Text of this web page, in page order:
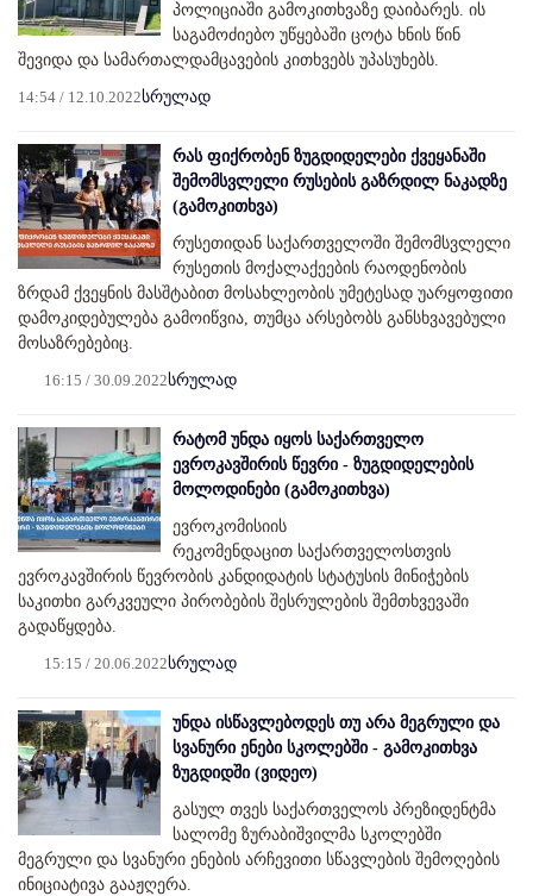
პოლიციაში გამოკითხვაზე დაიბარეს. ის
საგამოძიებო უწყებაში ცოტა ხნის წინ
შევიდა და სამართალდამცავების კითხვებს უპასუხებს.
14:54 / 12.10.2022სრულად
რას ფიქრობენ ზუგდიდელები ქვეყანაში
შემომსვლელი რუსების გაზრდილ ნაკადზე
(გამოკითხვა)
რუსეთიდან საქართველოში შემომსვლელი
რუსეთის მოქალაქეების რაოდენობის
ზრდამ ქვეყნის მასშტაბით მოსახლეობის უმეტესად უარყოფითი
დამოკიდებულება გამოიწვია, თუმცა არსებობს განსხვავებული
მოსაზრებებიც.
16:15 / 30.09.2022სრულად
რატომ უნდა იყოს საქართველო
ევროკავშირის წევრი - ზუგდიდელების
მოლოდინები (გამოკითხვა)
ევროკომისიის
რეკომენდაცით საქართველოსთვის
ევროკავშირის წევრობის კანდიდატის სტატუსის მინიჭების
საკითხი გარკვეული პირობების შესრულების შემთხვევაში
გადაწყდება.
15:15 / 20.06.2022სრულად
უნდა ისწავლებოდეს თუ არა მეგრული და
სვანური ენები სკოლებში - გამოკითხვა
ზუგდიდში (ვიდეო)
გასულ თვეს საქართველოს პრეზიდენტმა
სალომე ზურაბიშვილმა სკოლებში
მეგრული და სვანური ენების არჩევითი სწავლების შემოღების
ინიციატივა გააჟღერა.